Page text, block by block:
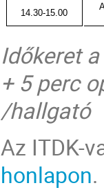
14.30-15.00
Időkeret
+ 5 perc
/hallgató
Az ITDK-
honlapon.